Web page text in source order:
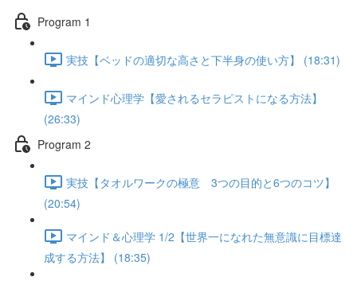
Program 1
実技【ベッドの適切な高さと下半身の使い方】 (18:31)
マインド心理学【愛されるセラピストになる方法】
(26:33)
Program 2
実技【タオルワークの極意 3つの目的と6つのコツ】
(20:54)
マインド＆心理学 1/2【世界一になれた無意識に目標達
成する方法】 (18:35)